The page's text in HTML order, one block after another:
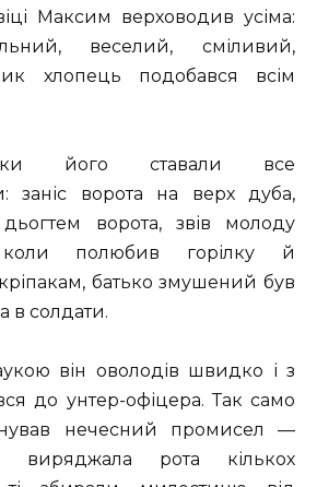
Максим верховодив усіма:
веселий, сміливий,
хлопець подобався всім
його ставали все
заніс ворота на верх дуба,
ворота, звів молоду
полюбив горілку й
батько змушений був
в солдати.
він оволодів швидко і з
до унтер-офіцера. Так само
нечесний промисел —
виряджала рота кількох